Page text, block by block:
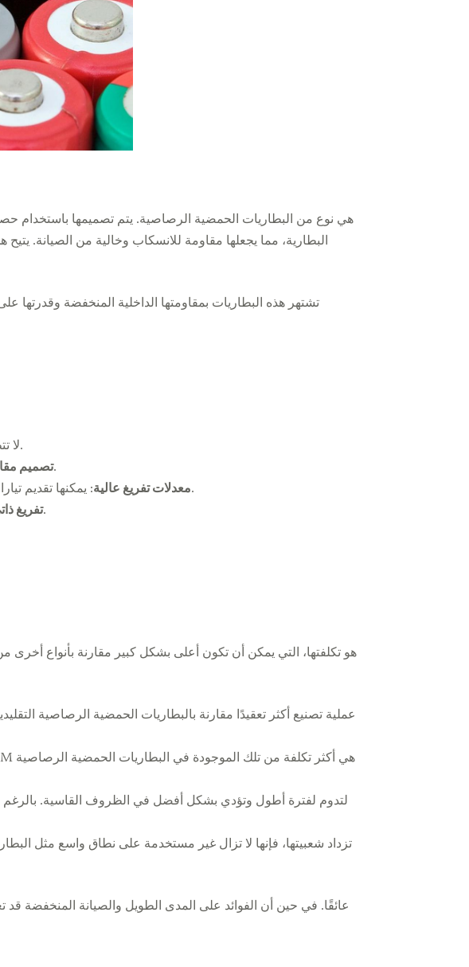
البطارية، مما يجعلها مقاومة للانسكاب وخالية من الصيانة.
تشتهر هذه البطاريات بمقاومتها الداخلية المنخفضة
: بطاريات AGM لا تتطلب تعبئة الماء بشكل متكرر، مما يجعلها خالية من المتاعب.
تصميم: يتم امتصاص الحمض في الحصيرة، مما يقلل من مخاطر الانسكابات والتسريبات.
معدلات تفريغ عالية: يمكنها تقديم تيارات عالية في فترة قصيرة، مما يجعلها مناسبة للتطبيقات التي تتطلب دفعات سريعة من الطاقة.
تفريغ: يمكن لهذه البطاريات الجلوس دون استخدام لفترات أطول دون فقدان شحنة كبيرة.